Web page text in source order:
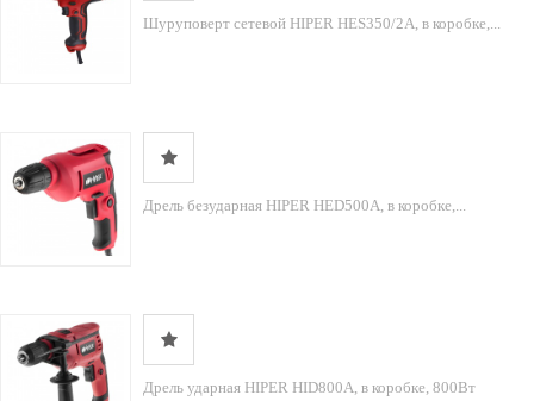
Шуруповерт сетевой HIPER HES350/2A, в коробке,...
Дрель безударная HIPER HED500A, в коробке,...
Дрель ударная HIPER HID800A, в коробке, 800Вт